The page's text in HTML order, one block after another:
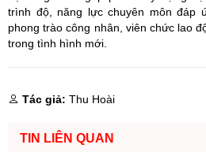
trình độ, năng lực chuyên môn đáp
phong trào công nhân, viên chức lao
trong tình hình mới.
Tác giả: Thu Hoài
TIN LIÊN QUAN